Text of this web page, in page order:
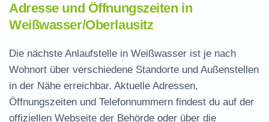
Leistungen der Arbeitsvermittlung in
Weißwasser
Termin vereinbaren und Bürgergeld beantragen
Jobcenter Görlitz – zuständige Stelle
Häufige Fragen rund ums Jobcenter
Adresse und Öffnungszeiten in
Weißwasser/Oberlausitz
Die nächste Anlaufstelle in Weißwasser ist je nach
Wohnort über verschiedene Standorte und Außenstellen
in der Nähe erreichbar. Aktuelle Adressen,
Öffnungszeiten und Telefonnummern findest du auf der
offiziellen Webseite der Behörde oder über die